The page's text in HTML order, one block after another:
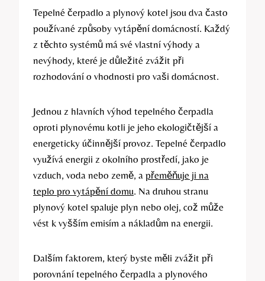
Tepelné čerpadlo a plynový kotel jsou dva často
používané způsoby vytápění domácností. Každý
z těchto systémů má své vlastní výhody a
nevýhody, které je důležité zvážit při
rozhodování o vhodnosti pro vaši domácnost.
Jednou z hlavních výhod tepelného čerpadla
oproti plynovému kotli je jeho ekologičtější a
energeticky účinnější provoz. Tepelné čerpadlo
využívá energii z okolního prostředí, jako je
vzduch, voda nebo země, a přeměňuje ji na
teplo pro vytápění domu. Na druhou stranu
plynový kotel spaluje plyn nebo olej, což může
vést k vyšším emisím a nákladům na energii.
Dalším faktorem, který byste měli zvážit při
porovnání tepelného čerpadla a plynového